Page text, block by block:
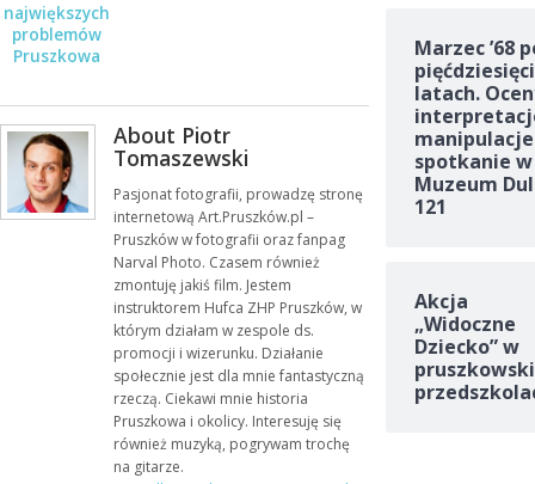
największych
problemów
Pruszkowa
About Piotr
Tomaszewski
Pasjonat fotografii, prowadzę stronę
internetową Art.Pruszków.pl –
Pruszków w fotografii oraz fanpag
Narval Photo. Czasem również
zmontuję jakiś film. Jestem
instruktorem Hufca ZHP Pruszków, w
którym działam w zespole ds.
promocji i wizerunku. Działanie
społecznie jest dla mnie fantastyczną
rzeczą. Ciekawi mnie historia
Pruszkowa i okolicy. Interesuję się
również muzyką, pogrywam trochę
na gitarze.
Marzec ’68
latach.
spotkanie w
Muzeum
121
Akcja
„Widoczne
Dziecko” w